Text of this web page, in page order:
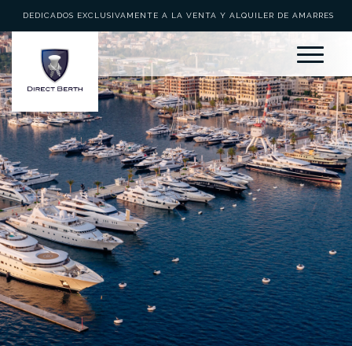
DEDICADOS EXCLUSIVAMENTE A LA VENTA Y ALQUILER DE AMARRES